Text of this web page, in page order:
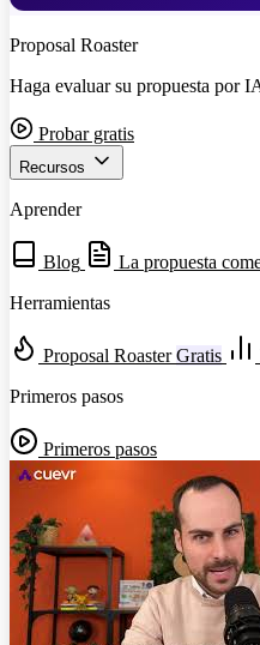
Proposal Roaster
Haga evaluar su propuesta por
Probar gratis
Recursos
Aprender
Blog
La propuesta
Herramientas
Proposal Roaster Gratis
Primeros pasos
Primeros pasos